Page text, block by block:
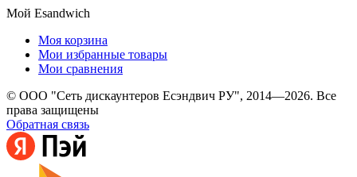
Мой Esandwich
Моя корзина
Мои избранные товары
Мои сравнения
© ООО "Сеть дискаунтеров Есэндвич РУ", 2014—2026. Все
права защищены
Обратная связь